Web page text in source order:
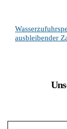
ausbleibender